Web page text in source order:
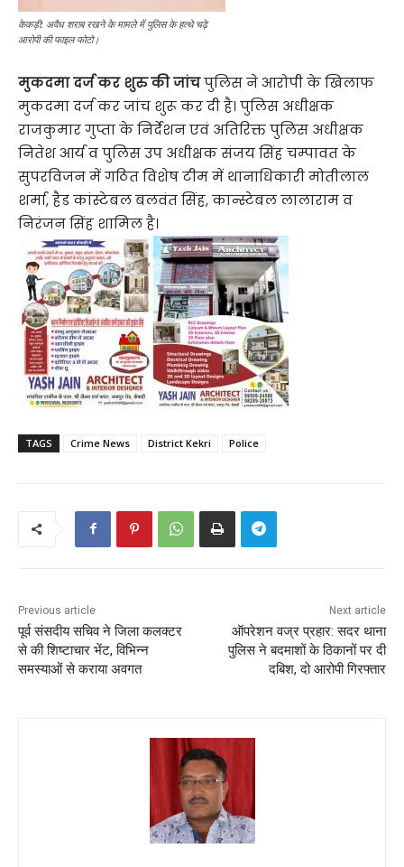
केकड़ी: अवैध शराब रखने के मामले में पुलिस के हत्थे चढ़े
आरोपी की फाइल फोटो।
मुकदमा दर्ज कर शुरु की जांचपुलिस ने आरोपी के खिलाफ
मुकदमा दर्ज कर जांच शुरू कर दी है। पुलिस अधीक्षक
राजकुमार गुप्ता के निर्देशन एवं अतिरिक्त पुलिस अधीक्षक
नितेश आर्य व पुलिस उप अधीक्षक संजय सिंह चम्पावत के
सुपरविजन में गठित विशेष टीम में थानाधिकारी मोतीलाल
शर्मा, हैड कांस्टेबल बलवंत सिंह, कान्स्टेबल लालाराम व
निरंजन सिंह शामिल है।
TAGS Crime News District Kekri Police
Previous article
पूर्व संसदीय सचिव ने जिला कलक्टर
से की शिष्टाचार भेंट, विभिन्न
समस्याओं से कराया अवगत
Next article
ऑपरेशन वज्र प्रहार: सदर थाना
पुलिस ने बदमाशों के ठिकानों पर दी
दबिश, दो आरोपी गिरफ्तार